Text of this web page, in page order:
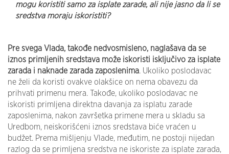
mogu koristiti samo za isplate zarade, ali nije jasno da li se
sredstva moraju iskoristiti?
Pre svega Vlada, takođe nedvosmisleno, naglašava da se
iznos primljenih sredstava može iskoristi isključivo za isplate
zarada i naknade zarada zaposlenima. Ukoliko poslodavac
ne želi da koristi ovakve olakšice on nema obavezu da
prihvati primenu mera. Takođe, ukoliko poslodavac ne
iskoristi primljena direktna davanja za isplatu zarade
zaposlenima, nakon završetka primene mera u skladu sa
Uredbom, neiskorišćeni iznos sredstava biće vraćen u
budžet. Prema mišljenju Vlade, međutim, ne postoji nijedan
razlog da se primljena sredstva ne iskoriste za isplate zarada,